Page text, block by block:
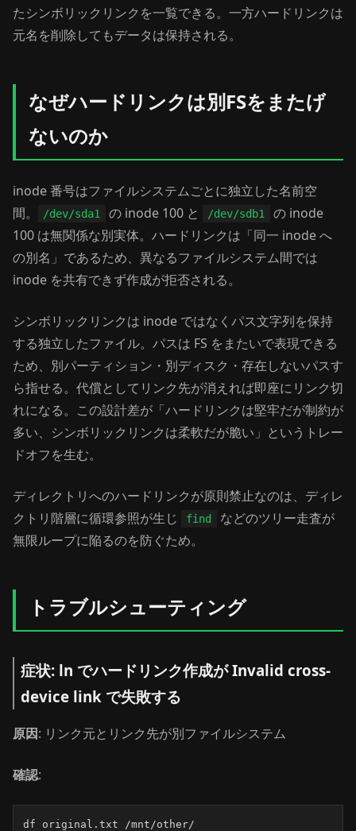
たシンボリックリンクを一覧できる。一方ハードリンクは
元名を削除してもデータは保持される。
なぜハードリンクは別FSをまたげ
ないのか
inode 番号はファイルシステムごとに独立した名前空
間。
/dev/sda1 の inode 100 と /dev/sdb1
の inode
100 は無関係な別実体。ハードリンクは「同一 inode へ
の別名」であるため、異なるファイルシステム間では
inode を共有できず作成が拒否される。
シンボリックリンクは inode ではなくパス文字列を保持
する独立したファイル。パスは FS をまたいで表現できる
ため、別パーティション・別ディスク・存在しないパスす
ら指せる。代償としてリンク先が消えれば即座にリンク切
れになる。この設計差が「ハードリンクは堅牢だが制約が
多い、シンボリックリンクは柔軟だが脆い」というトレー
ドオフを生む。
ディレクトリへのハードリンクが原則禁止なのは、ディレ
クトリ階層に循環参照が生じ
find
などのツリー走査が
無限ループに陥るのを防ぐため。
トラブルシューティング
症状: ln でハードリンク作成が Invalid cross-
device link で失敗する
原因: リンク元とリンク先が別ファイルシステム
確認:
df original.txt /mnt/other/